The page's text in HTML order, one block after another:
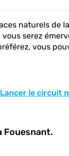
naturels
serez
vous
Lancer le circuit
Fouesnant.